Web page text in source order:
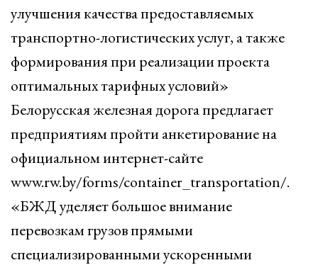
улучшения качества предоставляемых
транспортно-логистических услуг, а также
формирования при реализации проекта
оптимальных тарифных условий»
Белорусская железная дорога предлагает
предприятиям пройти анкетирование на
официальном интернет-сайте
www.rw.by/forms/container_transportation/.
«БЖД уделяет большое внимание
перевозкам грузов прямыми
специализированными ускоренными